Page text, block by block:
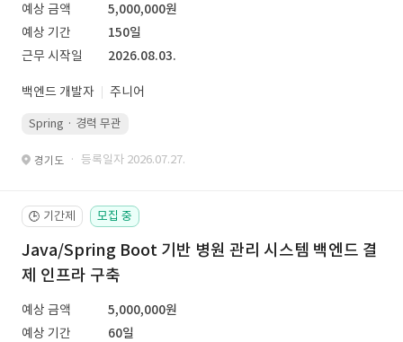
예상 금액
5,000,000원
예상 기간
150일
근무 시작일
2026.08.03.
백엔드 개발자 주니어
Spring · 경력 무관
경기도 · 등록일자 2026.07.27.
🕒 기간제 모집 중
Java/Spring Boot 기반 병원 관리 시스템 백엔드 결
제 인프라 구축
예상 금액
5,000,000원
예상 기간
60일